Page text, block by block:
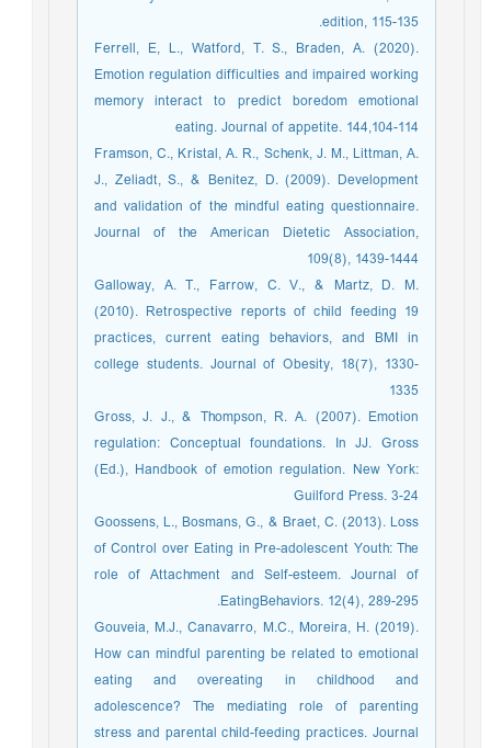
edition, 115-135.
Ferrell, E, L., Watford, T. S., Braden, A. (2020).
Emotion regulation difficulties and impaired working
memory interact to predict boredom emotional
eating. Journal of appetite. 144,104-114
Framson, C., Kristal, A. R., Schenk, J. M., Littman, A.
J., Zeliadt, S., & Benitez, D. (2009). Development
and validation of the mindful eating questionnaire.
Journal of the American Dietetic Association,
109(8), 1439-1444
Galloway, A. T., Farrow, C. V., & Martz, D. M.
(2010). Retrospective reports of child feeding 19
practices, current eating behaviors, and BMI in
college students. Journal of Obesity, 18(7), 1330-
1335
Gross, J. J., & Thompson, R. A. (2007). Emotion
regulation: Conceptual foundations. In JJ. Gross
(Ed.), Handbook of emotion regulation. New York:
Guilford Press. 3-24
Goossens, L., Bosmans, G., & Braet, C. (2013). Loss
of Control over Eating in Pre-adolescent Youth: The
role of Attachment and Self-esteem. Journal of
EatingBehaviors. 12(4), 289-295.
Gouveia, M.J., Canavarro, M.C., Moreira, H. (2019).
How can mindful parenting be related to emotional
eating and overeating in childhood and
adolescence? The mediating role of parenting
stress and parental child-feeding practices. Journal